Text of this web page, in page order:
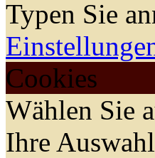
Typen Sie
Cookies
Wählen Sie
Ihre